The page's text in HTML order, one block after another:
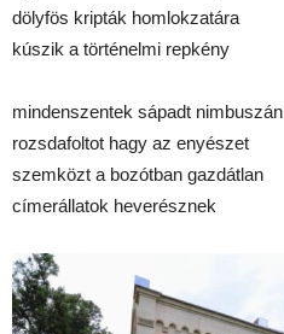
dölyfös kripták homlokzatára
kúszik a történelmi repkény
mindenszentek sápadt nimbuszán
rozsdafoltot hagy az enyészet
szemközt a bozótban gazdátlan
címerállatok heverésznek